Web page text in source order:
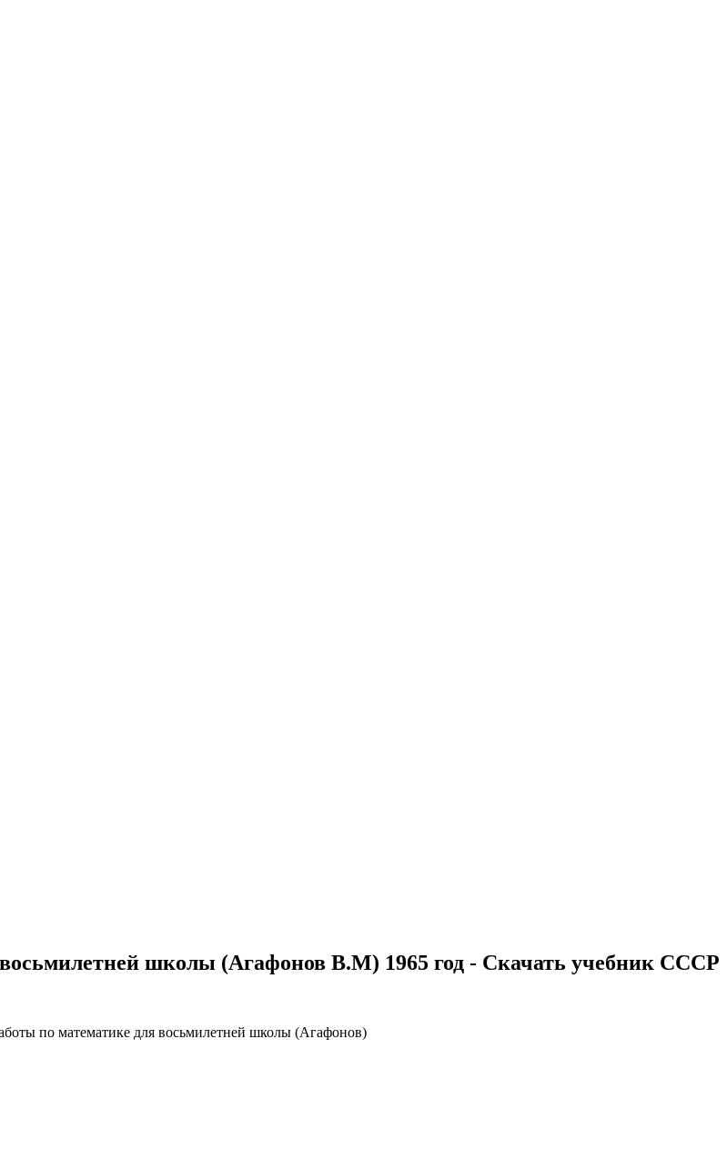
школы (Агафонов В.М) 1965 год - Скачать учебник СССР